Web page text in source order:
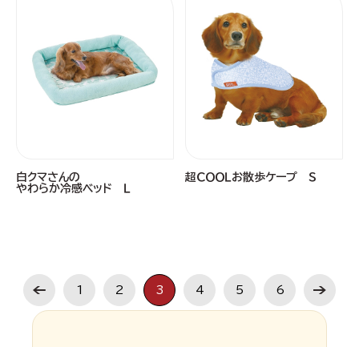
白クマさんの
やわらか冷感ベッド Ｌ
超ＣＯＯＬお散歩ケープ Ｓ
1 2 3 4 5 6